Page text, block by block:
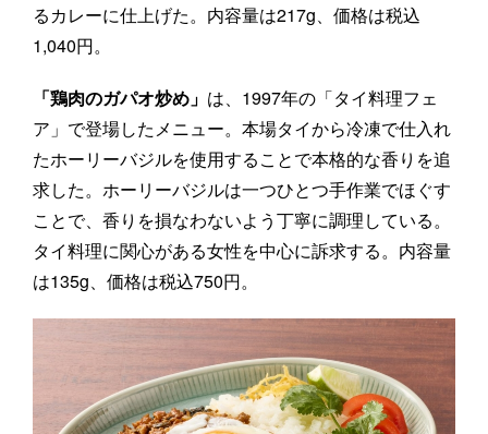
るカレーに仕上げた。内容量は217g、価格は税込
1,040円。
「鶏肉のガパオ炒め」 は、1997年の「タイ料理フェ
ア」で登場したメニュー。本場タイから冷凍で仕入れ
たホーリーバジルを使用することで本格的な香りを追
求した。ホーリーバジルは一つひとつ手作業でほぐす
ことで、香りを損なわないよう丁寧に調理している。
タイ料理に関心がある女性を中心に訴求する。内容量
は135g、価格は税込750円。